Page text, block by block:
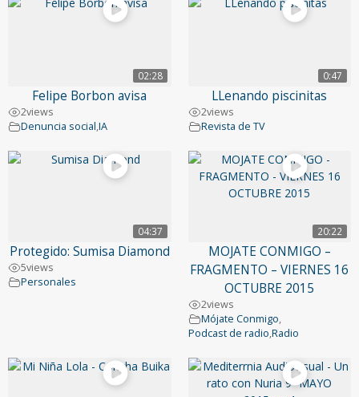
02:28
Felipe Borbon avisa
2views
Denuncia social,IA
0:47
LLenando piscinitas
2views
Revista de TV
04:37
Protegido: Sumisa Diamond
5views
Personales
20:22
MOJATE CONMIGO –
FRAGMENTO – VIERNES 16
OCTUBRE 2015
2views
Mójate Conmigo,
Podcast de radio,Radio